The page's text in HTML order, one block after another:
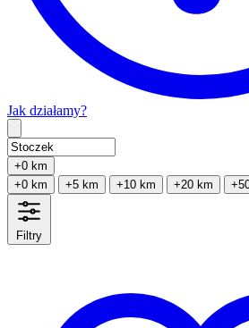
Jak działamy?
+0 km
+0 km
+5 km +10 km +20 km
Filtry